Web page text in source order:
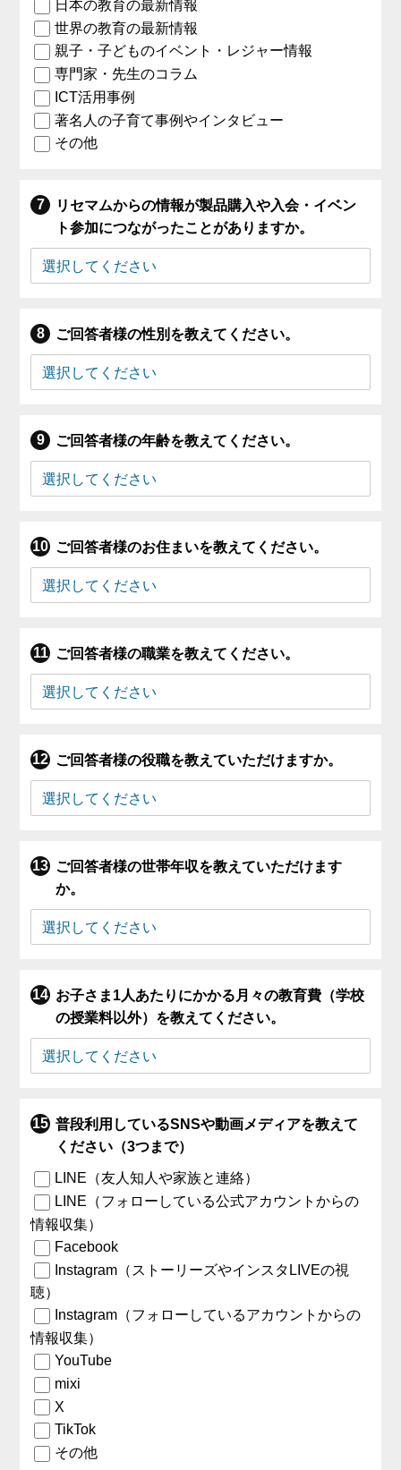
日本の教育の最新情報
世界の教育の最新情報
親子・子どものイベント・レジャー情報
専門家・先生のコラム
ICT活用事例
著名人の子育て事例やインタビュー
その他
リセマムからの情報が製品購入や入会・イベン
ト参加につながったことがありますか。
ご回答者様の性別を教えてください。
ご回答者様の年齢を教えてください。
ご回答者様のお住まいを教えてください。
ご回答者様の職業を教えてください。
ご回答者様の役職を教えていただけますか。
ご回答者様の世帯年収を教えていただけます
か。
お子さま1人あたりにかかる月々の教育費（学校
の授業料以外）を教えてください。
普段利用しているSNSや動画メディアを教えて
ください（3つまで）
LINE（友人知人や家族と連絡）
LINE（フォローしている公式アカウントからの
情報収集）
Facebook
Instagram（ストーリーズやインスタLIVEの視
聴）
Instagram（フォローしているアカウントからの
情報収集）
YouTube
mixi
X
TikTok
その他